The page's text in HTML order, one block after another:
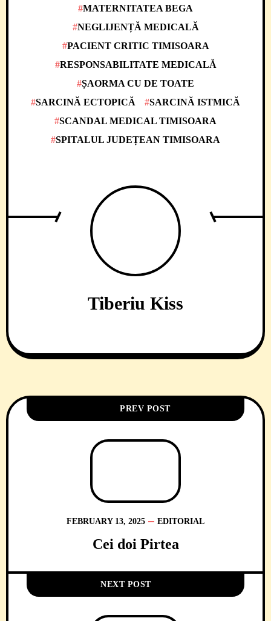
MATERNITATEA BEGA
NEGLIJENȚĂ MEDICALĂ
PACIENT CRITIC TIMISOARA
RESPONSABILITATE MEDICALĂ
ȘAORMA CU DE TOATE
SARCINĂ ECTOPICĂ
SARCINĂ ISTMICĂ
SCANDAL MEDICAL TIMISOARA
SPITALUL JUDEȚEAN TIMISOARA
Tiberiu Kiss
PREV POST
FEBRUARY 13, 2025 EDITORIAL
Cei doi Pirtea
NEXT POST